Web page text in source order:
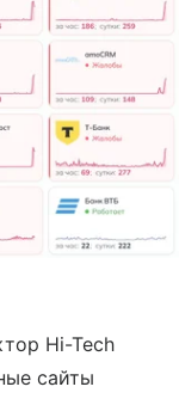
Hi-Tech
сайты